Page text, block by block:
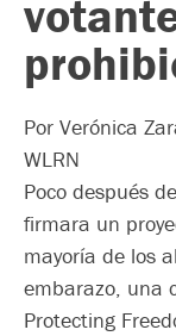
Por Verónica
WLRN
Poco después
firmara un
mayoría de los
embarazo, una
Protecting